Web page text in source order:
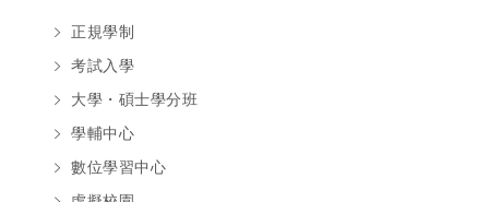
正規學制
考試入學
大學・碩士學分班
學輔中心
數位學習中心